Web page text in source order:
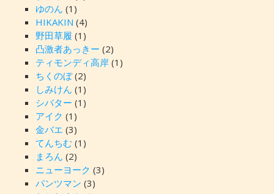
ゆのん (1)
HIKAKIN (4)
野田草履 (1)
凸激者あっきー (2)
ティモンディ高岸(1)
ちくのぼ(2)
しみけん (1)
シバター (1)
アイク (1)
金バエ (3)
てんちむ (1)
まろん (2)
ニューヨーク (3)
パンツマン (3)